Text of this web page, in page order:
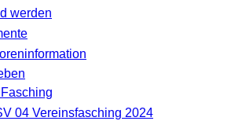
werden
04 Vereinsfasching 2024